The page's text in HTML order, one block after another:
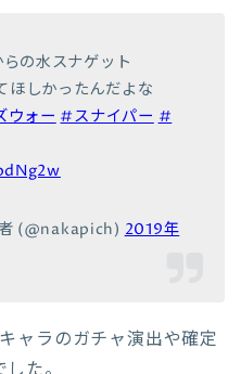
の水スナゲット
ほしかったんだよな
ウォー#スナイパー#
(@nakapich)2019年
ャラのガチャ演出や確定